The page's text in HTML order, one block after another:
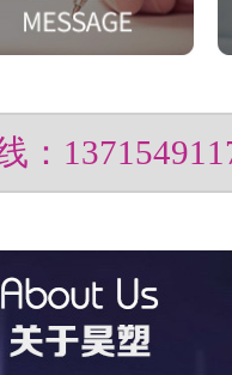
：